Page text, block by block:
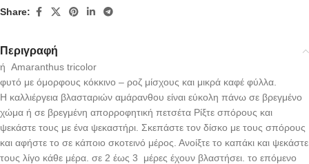
Share:
Περιγραφή
ή Amaranthus tricolor
φυτό με όμορφους κόκκινο – ροζ μίσχους και μικρά καφέ φύλλα.
Η καλλιέργεια βλασταριών αμάρανθου είναι εύκολη πάνω σε βρεγμένο
χώμα ή σε βρεγμένη απορροφητική πετσέτα Ρίξτε σπόρους και
ψεκάστε τους με ένα ψεκαστήρι. Σκεπάστε τον δίσκο με τους σπόρους
και αφήστε το σε κάποιο σκοτεινό μέρος. Ανοίξτε το καπάκι και ψεκάστε
τους λίγο κάθε μέρα. σε 2 έως 3 μέρες έχουν βλαστήσει. το επόμενο